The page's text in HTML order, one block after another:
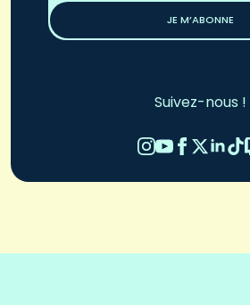
JE M’ABONNE
Suivez-nous !